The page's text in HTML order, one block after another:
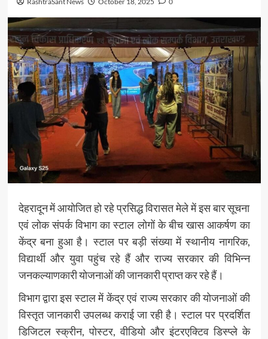
देहरादून में आयोजित हो रहे प्रसिद्ध विरासत मेले में इस बार सूचना
एवं लोक संपर्क विभाग का स्टाल लोगों के बीच खास आकर्षण का
केंद्र बना हुआ है। स्टाल पर बड़ी संख्या में स्थानीय नागरिक,
विद्यार्थी और युवा पहुंच रहे हैं और राज्य सरकार की विभिन्न
जनकल्याणकारी योजनाओं की जानकारी प्राप्त कर रहे हैं।
विभाग द्वारा इस स्टाल में केंद्र एवं राज्य सरकार की योजनाओं की
विस्तृत जानकारी उपलब्ध कराई जा रही है। स्टाल पर प्रदर्शित
डिजिटल स्क्रीन, पोस्टर, वीडियो और इंटरएक्टिव डिस्प्ले के